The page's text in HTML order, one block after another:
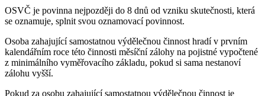
OSVČ je povinna nejpozději do 8 dnů od vzniku skutečnosti, která
se oznamuje, splnit svou oznamovací povinnost.
Osoba zahajující samostatnou výdělečnou činnost hradí v prvním
kalendářním roce této činnosti měsíční zálohy na pojistné vypočtené
z minimálního vyměřovacího základu, pokud si sama nestanoví
zálohu vyšší.
Pokud za osobu zahajující samostatnou výdělečnou činnost je